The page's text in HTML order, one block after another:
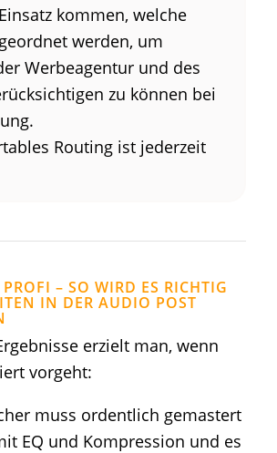
kommen, welche
werden, um
Werbeagentur und des
zu können bei
Routing ist jederzeit
– SO WIRD ES RICHTIG
IN DER AUDIO POST
erzielt man, wenn
vorgeht:
muss ordentlich gemastert
EQ und Kompression und es